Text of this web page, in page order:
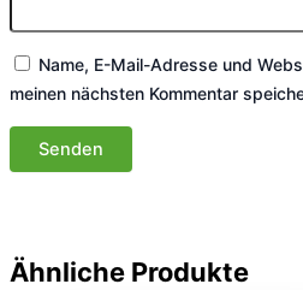
Name, E-Mail-Adresse und
meinen nächsten Kommentar
Ähnliche Produkte